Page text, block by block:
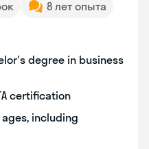
8 лет опыта
degree in business
certification
including